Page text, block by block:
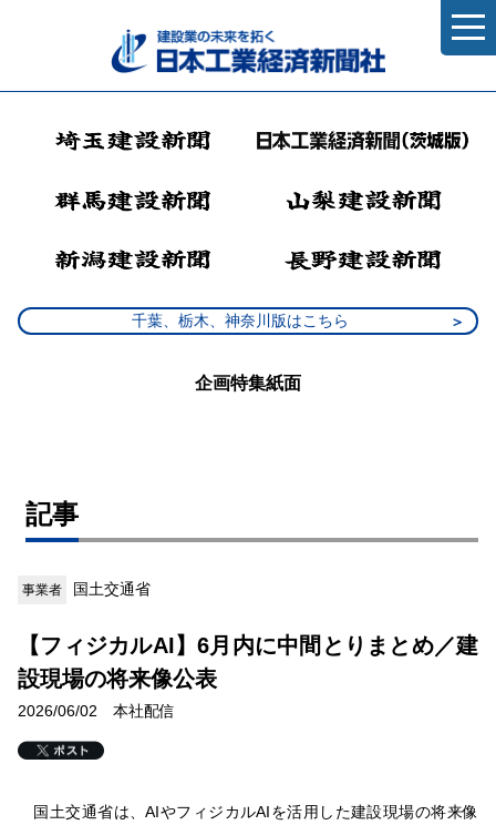
千葉、栃木、神奈川版はこちら
企画特集紙面
記事
事業者 国土交通省
【フィジカルAI】6月内に中間とりまとめ／建
設現場の将来像公表
2026/06/02 本社配信
国土交通省は、AIやフィジカルAIを活用した建設現場の将来像